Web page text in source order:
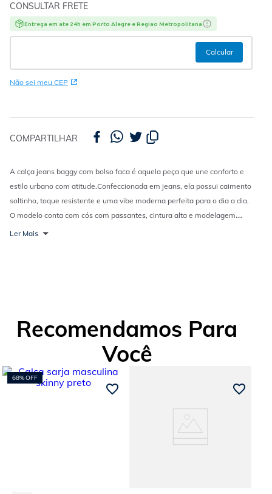
CONSULTAR FRETE
Entrega em ate 24h em Porto Alegre e Regiao Metropolitana
Não sei meu CEP
COMPARTILHAR
A calça jeans baggy com bolso faca é aquela peça que une conforto e
estilo urbano com atitude.Confeccionada em jeans, ela possui caimento
soltinho, toque resistente e uma vibe moderna perfeita para o dia a dia.
O modelo conta com cós com passantes, cintura alta e modelagem
baggy, garantindo liberdade de movimento e um visual
Ler Mais
Recomendamos Para
Você
68%OFF